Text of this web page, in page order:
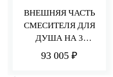
ВНЕШНЯЯ ЧАСТЬ
СМЕСИТЕЛЯ ДЛЯ
ДУША НА 3
ПОТРЕБИТЕЛЯ Q30
93 005 ₽